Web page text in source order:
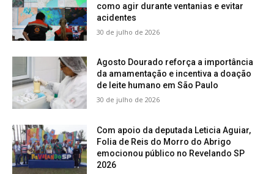
como agir durante ventanias e evitar
acidentes
30 de julho de 2026
Agosto Dourado reforça a importância
da amamentação e incentiva a doação
de leite humano em São Paulo
30 de julho de 2026
Com apoio da deputada Leticia Aguiar,
Folia de Reis do Morro do Abrigo
emocionou público no Revelando SP
2026